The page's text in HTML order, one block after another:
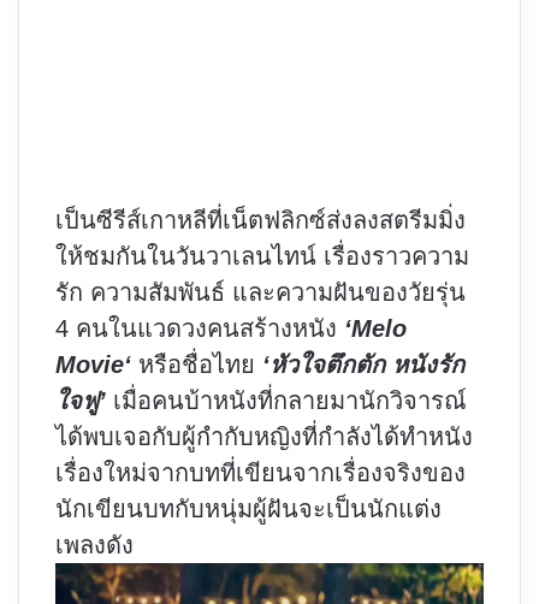
เป็นซีรีส์เกาหลีที่เน็ตฟลิกซ์ส่งลงสตรีมมิ่ง
ให้ชมกันในวันวาเลนไทน์ เรื่องราวความ
รัก ความสัมพันธ์ และความฝันของวัยรุ่น
4 คนในแวดวงคนสร้างหนัง ‘Melo
Movie‘ หรือชื่อไทย ‘หัวใจตึกตัก หนังรัก
ใจฟู’ เมื่อคนบ้าหนังที่กลายมานักวิจารณ์
ได้พบเจอกับผู้กำกับหญิงที่กำลังได้ทำหนัง
เรื่องใหม่จากบทที่เขียนจากเรื่องจริงของ
นักเขียนบทกับหนุ่มผู้ฝันจะเป็นนักแต่ง
เพลงดัง